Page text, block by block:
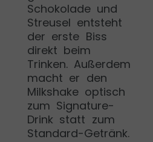
Schokolade und
Streusel entsteht
der erste Biss
direkt beim
Trinken. Außerdem
macht er den
Milkshake optisch
zum Signature-
Drink statt zum
Standard-Getränk.